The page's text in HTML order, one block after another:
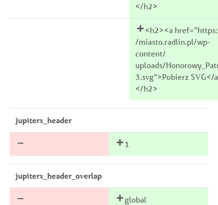
</h2>
<h2><a
/miasto.radlin.pl/wp-
content/
uploads/
3.svg">Pobierz SVG</
</h2>
jupiterx_header
1
jupiterx_header_overlap
global